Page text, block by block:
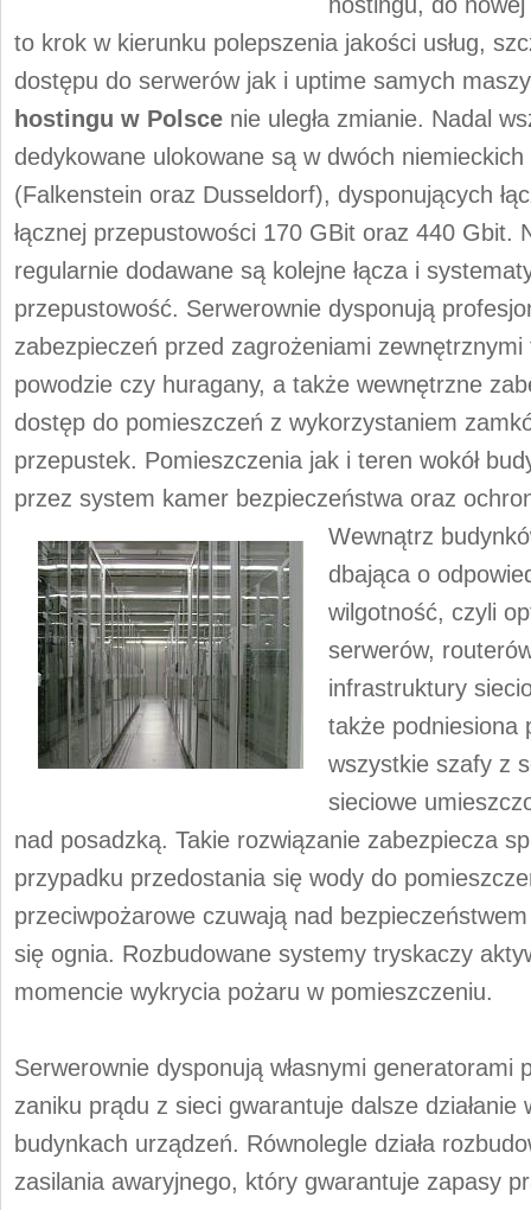
to krok w kierunku polepszenia jakości usług,
dostępu do serwerów jak i uptime samych
hostingu w Polsce nie uległa zmianie. Nadal
dedykowane ulokowane są w dwóch
(Falkenstein oraz Dusseldorf), dysponujących
łącznej przepustowości 170 GBit oraz 440 Gbit.
regularnie dodawane są kolejne łącza i
przepustowość. Serwerownie dysponują
zabezpieczeń przed zagrożeniami zewnętrznymi
powodzie czy huragany, a także wewnętrzne
dostęp do pomieszczeń z wykorzystaniem
przepustek. Pomieszczenia jak i teren wokół
przez system kamer bezpieczeństwa oraz
Wewnątrz
dbająca o
wilgotność, czyli
serwerów,
infrastruktury
także podniesiona
wszystkie szafy z
sieciowe
nad posadzką. Takie rozwiązanie zabezpiecza
przypadku przedostania się wody do
przeciwpożarowe czuwają nad
się ognia. Rozbudowane systemy tryskaczy
momencie wykrycia pożaru w pomieszczeniu.
Serwerownie dysponują własnymi generatorami
zaniku prądu z sieci gwarantuje dalsze działanie
budynkach urządzeń. Równolegle działa
zasilania awaryjnego, który gwarantuje zapasy